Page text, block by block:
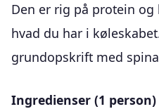
Den er rig på protein og
hvad du har i
grundopskrift med
Ingredienser (1 person)